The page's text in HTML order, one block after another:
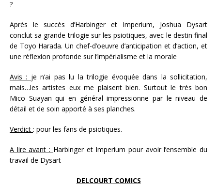
?
Après le succès d’Harbinger et Imperium, Joshua Dysart
conclut sa grande trilogie sur les psiotiques, avec le destin final
de Toyo Harada. Un chef-d’oeuvre d’anticipation et d’action, et
une réflexion profonde sur l’impérialisme et la morale
Avis : je n’ai pas lu la trilogie évoquée dans la sollicitation,
mais…les artistes eux me plaisent bien. Surtout le très bon
Mico Suayan qui en général impressionne par le niveau de
détail et de soin apporté à ses planches.
Verdict : pour les fans de psiotiques.
A lire avant : Harbinger et Imperium pour avoir l’ensemble du
travail de Dysart
DELCOURT COMICS